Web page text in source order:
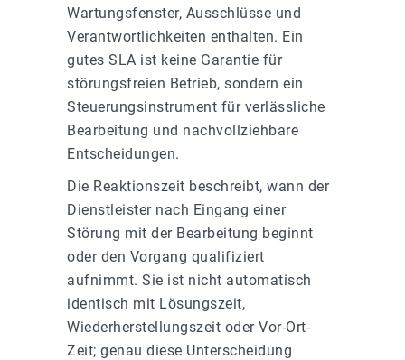
Wartungsfenster, Ausschlüsse und
Verantwortlichkeiten enthalten. Ein
gutes SLA ist keine Garantie für
störungsfreien Betrieb, sondern ein
Steuerungsinstrument für verlässliche
Bearbeitung und nachvollziehbare
Entscheidungen.
Die Reaktionszeit beschreibt, wann der
Dienstleister nach Eingang einer
Störung mit der Bearbeitung beginnt
oder den Vorgang qualifiziert
aufnimmt. Sie ist nicht automatisch
identisch mit Lösungszeit,
Wiederherstellungszeit oder Vor-Ort-
Zeit; genau diese Unterscheidung